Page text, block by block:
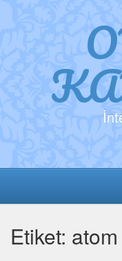
Etiket: atom